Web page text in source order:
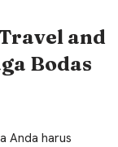
and
Bodas
Anda harus